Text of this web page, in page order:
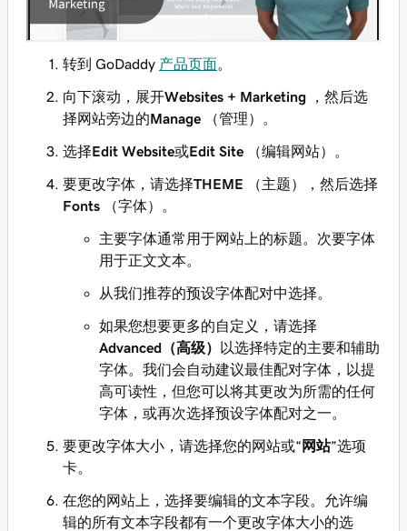
转到 GoDaddy 产品页面。
向下滚动，展开Websites + Marketing ，然后选
择网站旁边的Manage （管理）。
选择Edit Website或Edit Site （编辑网站）。
要更改字体，请选择THEME （主题），然后选择
Fonts （字体）。
主要字体通常用于网站上的标题。次要字体
用于正文文本。
从我们推荐的预设字体配对中选择。
如果您想要更多的自定义，请选择
Advanced（高级）
以选择特定的主要和辅助
字体。我们会自动建议最佳配对字体，以提
高可读性，但您可以将其更改为所需的任何
字体，或再次选择预设字体配对之一。
要更改字体大小，请选择您的网站或“ 网站”选项
卡。
在您的网站上，选择要编辑的文本字段。允许编
辑的所有文本字段都有一个更改字体大小的选